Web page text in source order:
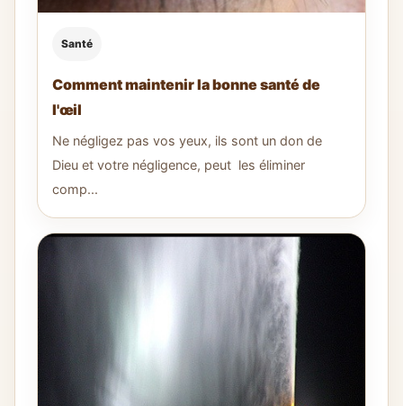
Santé
Comment maintenir la bonne santé de
l'œil
Ne négligez pas vos yeux, ils sont un don de
Dieu et votre négligence, peut les éliminer
comp...